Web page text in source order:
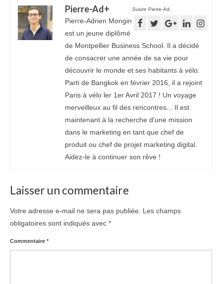
Suivre Pierre-Ad:
Pierre-Ad+
Pierre-Adrien Mongin
est un jeune diplômé
de Montpellier Business School. Il a décidé
de consacrer une année de sa vie pour
découvrir le monde et ses habitants à vélo.
Parti de Bangkok en février 2016, il a rejoint
Paris à vélo ler 1er Avril 2017 ! Un voyage
merveilleux au fil des rencontres... Il est
maintenant à la recherche d'une mission
dans le marketing en tant que chef de
produit ou chef de projet marketing digital.
Aidez-le à continuer son rêve !
Laisser un commentaire
Votre adresse e-mail ne sera pas publiée.
Les champs
obligatoires sont indiqués avec *
Commentaire *